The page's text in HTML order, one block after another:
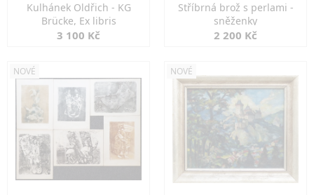
Kulhánek Oldřich - KG
Brücke, Ex libris
3 100 Kč
Stříbrná brož s perlami -
sněženky
2 200 Kč
NOVÉ NOVÉ